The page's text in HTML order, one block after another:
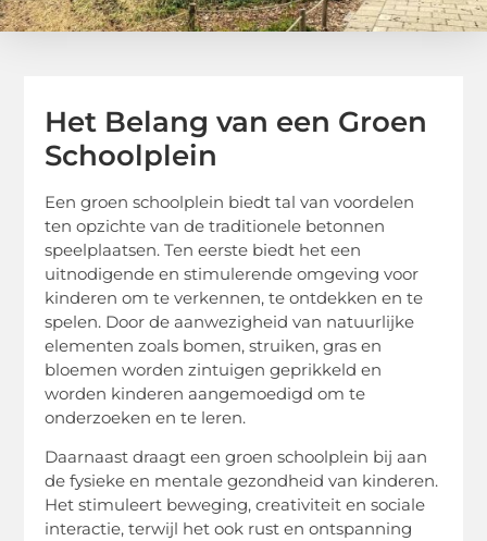
Het Belang van een Groen
Schoolplein
Een groen schoolplein biedt tal van voordelen
ten opzichte van de traditionele betonnen
speelplaatsen. Ten eerste biedt het een
uitnodigende en stimulerende omgeving voor
kinderen om te verkennen, te ontdekken en te
spelen. Door de aanwezigheid van natuurlijke
elementen zoals bomen, struiken, gras en
bloemen worden zintuigen geprikkeld en
worden kinderen aangemoedigd om te
onderzoeken en te leren.
Daarnaast draagt een groen schoolplein bij aan
de fysieke en mentale gezondheid van kinderen.
Het stimuleert beweging, creativiteit en sociale
interactie, terwijl het ook rust en ontspanning